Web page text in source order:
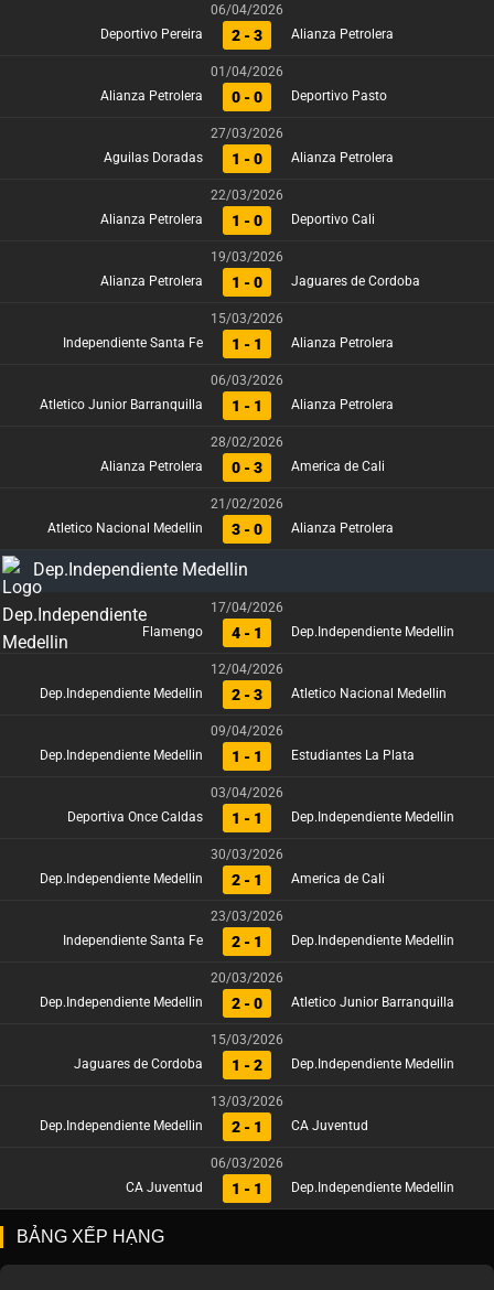
06/04/2026
Deportivo Pereira
2 - 3 Alianza Petrolera
01/04/2026
Alianza Petrolera
0 - 0 Deportivo Pasto
27/03/2026
Aguilas Doradas
1 - 0 Alianza Petrolera
22/03/2026
Alianza Petrolera
1 - 0 Deportivo Cali
19/03/2026
Alianza Petrolera
1 - 0 Jaguares de Cordoba
15/03/2026
Independiente Santa Fe
1 - 1 Alianza Petrolera
06/03/2026
Atletico Junior Barranquilla
1 - 1 Alianza Petrolera
28/02/2026
Alianza Petrolera
0 - 3 America de Cali
21/02/2026
Atletico Nacional Medellin
3 - 0 Alianza Petrolera
Dep.Independiente Medellin
17/04/2026
Flamengo
4 - 1 Dep.Independiente Medellin
12/04/2026
Dep.Independiente Medellin
2 - 3 Atletico Nacional Medellin
09/04/2026
Dep.Independiente Medellin
1 - 1 Estudiantes La Plata
03/04/2026
Deportiva Once Caldas
1 - 1 Dep.Independiente Medellin
30/03/2026
Dep.Independiente Medellin
2 - 1 America de Cali
23/03/2026
Independiente Santa Fe
2 - 1 Dep.Independiente Medellin
20/03/2026
Dep.Independiente Medellin
2 - 0 Atletico Junior Barranquilla
15/03/2026
Jaguares de Cordoba
1 - 2 Dep.Independiente Medellin
13/03/2026
Dep.Independiente Medellin
2 - 1 CA Juventud
06/03/2026
CA Juventud
1 - 1 Dep.Independiente Medellin
BẢNG XẾP HẠNG